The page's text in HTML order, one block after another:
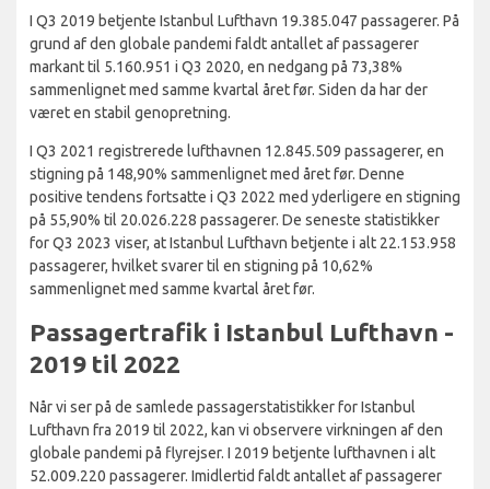
I Q3 2019 betjente Istanbul Lufthavn 19.385.047 passagerer. På
grund af den globale pandemi faldt antallet af passagerer
markant til 5.160.951 i Q3 2020, en nedgang på 73,38%
sammenlignet med samme kvartal året før. Siden da har der
været en stabil genopretning.
I Q3 2021 registrerede lufthavnen 12.845.509 passagerer, en
stigning på 148,90% sammenlignet med året før. Denne
positive tendens fortsatte i Q3 2022 med yderligere en stigning
på 55,90% til 20.026.228 passagerer. De seneste statistikker
for Q3 2023 viser, at Istanbul Lufthavn betjente i alt 22.153.958
passagerer, hvilket svarer til en stigning på 10,62%
sammenlignet med samme kvartal året før.
Passagertrafik i Istanbul Lufthavn -
2019 til 2022
Når vi ser på de samlede passagerstatistikker for Istanbul
Lufthavn fra 2019 til 2022, kan vi observere virkningen af den
globale pandemi på flyrejser. I 2019 betjente lufthavnen i alt
52.009.220 passagerer. Imidlertid faldt antallet af passagerer